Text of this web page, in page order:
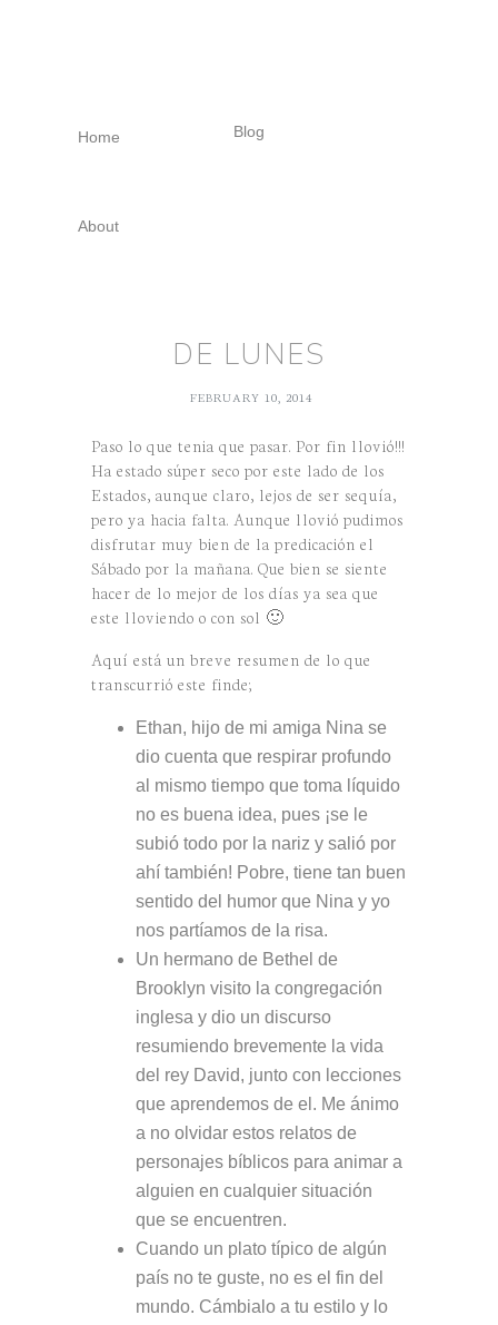
Blog
Home
About
DE LUNES
FEBRUARY 10, 2014
Paso lo que tenia que pasar. Por fin llovió!!!
Ha estado súper seco por este lado de los
Estados, aunque claro, lejos de ser sequía,
pero ya hacia falta. Aunque llovió pudimos
disfrutar muy bien de la predicación el
Sábado por la mañana. Que bien se siente
hacer de lo mejor de los días ya sea que
este lloviendo o con sol 🙂
Aquí está un breve resumen de lo que
transcurrió este finde;
Ethan, hijo de mi amiga Nina se
dio cuenta que respirar profundo
al mismo tiempo que toma líquido
no es buena idea, pues ¡se le
subió todo por la nariz y salió por
ahí también! Pobre, tiene tan buen
sentido del humor que Nina y yo
nos partíamos de la risa.
Un hermano de Bethel de
Brooklyn visito la congregación
inglesa y dio un discurso
resumiendo brevemente la vida
del rey David, junto con lecciones
que aprendemos de el. Me ánimo
a no olvidar estos relatos de
personajes bíblicos para animar a
alguien en cualquier situación
que se encuentren.
Cuando un plato típico de algún
país no te guste, no es el fin del
mundo. Cámbialo a tu estilo y lo